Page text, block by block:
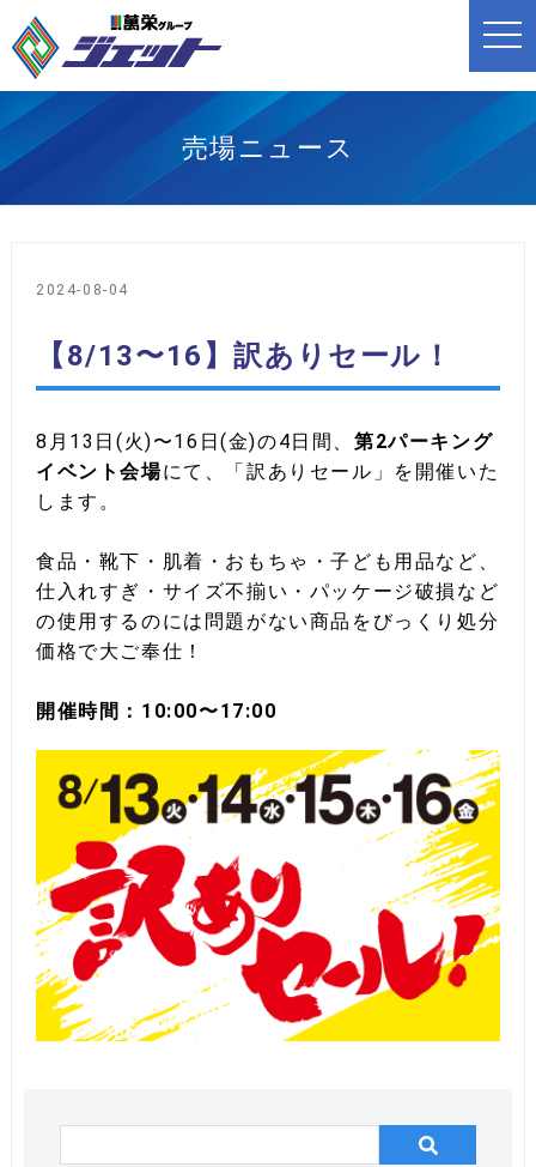
t
o
n
g
売場ニュース
2024-08-04
【8/13〜16】訳ありセール！
8月13日(火)〜16日(金)の4日間、 第2パーキング
イベント会場にて、「訳ありセール」を開催いた
します。
食品・靴下・肌着・おもちゃ・子ども用品など、
仕入れすぎ・サイズ不揃い・パッケージ破損など
の使用するのには問題がない商品をびっくり処分
価格で大ご奉仕！
開催時間：10:00〜17:00